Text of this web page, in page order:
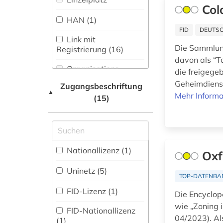
Linguistik;
Allgemeine und
vergleichende
Sprachwissenschaft (0)
Maschinenbau (1)
Medien- und
Kommunikationswissenschaften,
Kommunikationsdesign (42)
Medizin (10)
Militärwissenschaft
(6)
(12)
Natur- und
antikolonialismus (2)
antiquariat (1)
anzeiger (1)
arbeit (1)
arbeiterbewegung
archiv der new york
times (1)
archäologie (1)
argentinien (1)
HAN (1)
Link mit
Registrierung (16)
Organisations-
Shibboleth
Zugriff vor Ort
▲
Zugangsbeschriftung
(15)
Nationallizenz (1)
Uninetz (5)
FID-Lizenz (1)
FID-Nationallizenz
(1)
FID
Die
davon als
die
Mehr
TOP-
Die
wie „Zoning
04/2023).